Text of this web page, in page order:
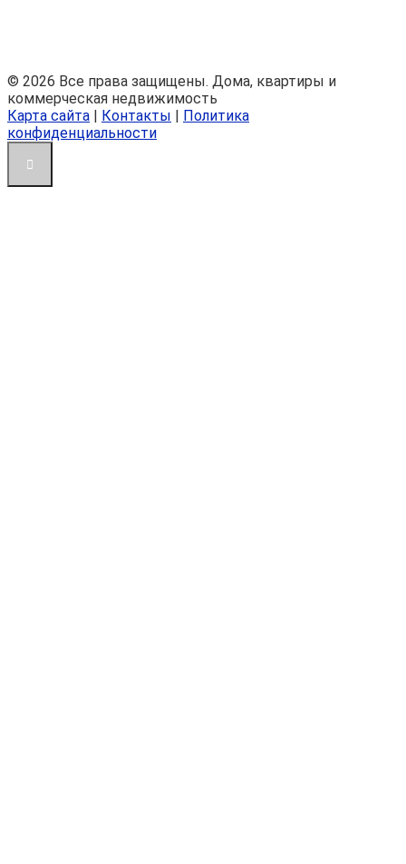
© 2026 Все права защищены. Дома, квартиры и
коммерческая недвижимость
Карта сайта | Контакты | Политика
конфиденциальности